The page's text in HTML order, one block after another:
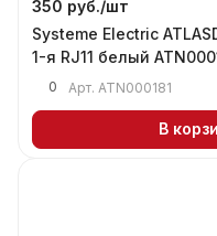
350 руб./шт
Systeme Electric
1-я RJ11 белый
0 Арт. ATN000181
В